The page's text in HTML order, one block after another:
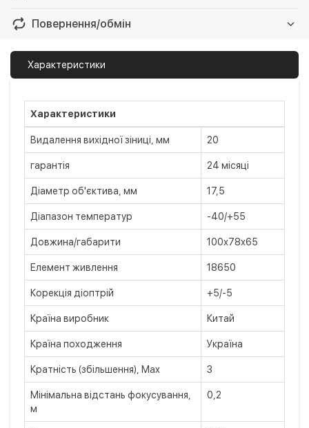
Безготівковий розрахунок
Безкоштовно
Оплата в нашому магазині
Оплата карткою на сайті
Privat24
Apple Pay
Google Pay
Повернення/обмін
Повернення/обмін
куплений товар поганої якості
бажаєте повернути свої гроші
Детальніше
Характеристики
Характеристики
Видалення вихідної зіниці, мм 20
гарантія 24 місяці
Діаметр об'єктива, мм 17,5
Діапазон температур -40/+55
Довжина/габарити 100х78х65
Елемент живлення 18650
Корекція діоптрій +5/-5
Країна виробник Китай
Країна походження Україна
Кратність (збільшення), Max 3
Мінімальна відстань фокусування,
м
0,2